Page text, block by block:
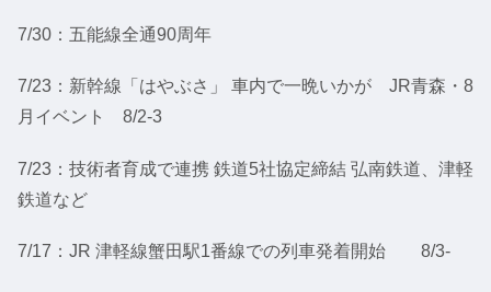
7/30：五能線全通90周年
7/23：新幹線「はやぶさ」 車内で一晩いかが JR青森・8
月イベント 8/2-3
7/23：技術者育成で連携 鉄道5社協定締結 弘南鉄道、津軽
鉄道など
7/17：JR 津軽線蟹田駅1番線での列車発着開始 8/3-